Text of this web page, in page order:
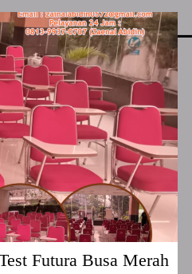
Futura Busa Merah